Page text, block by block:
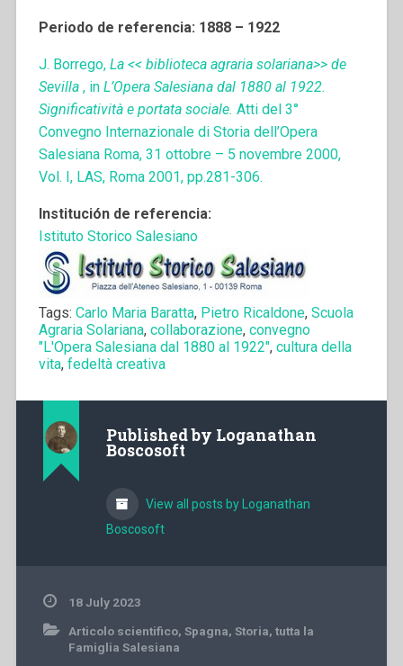
Periodo de referencia: 1888 – 1922
J. Borrego, La << biblioteca agraria solariana>> de
Sevilla, in L’Opera Salesiana dal 1880 al 1922.
Significatività e portata sociale. Atti del 3°
Convegno Internazionale di Storia dell’Opera
Salesiana Roma, 31 ottobre – 5 novembre 2000,
Vol. I, LAS, Roma 2001, pp.281-306.
Institución de referencia:
Istituto Storico Salesiano
Tags: Carlo Maria Baratta, Pietro Ricaldone, Scuola
Agraria Solariana, collaborazione, convegno
"L'Opera Salesiana dal 1880 al 1922", cultura della
vita, fedeltà creativa
Published by Loganathan
Boscosoft
View all posts by Loganathan
Boscosoft
18 July 2023
Articolo scientifico, Spagna, Storia, tutta la
Famiglia Salesiana